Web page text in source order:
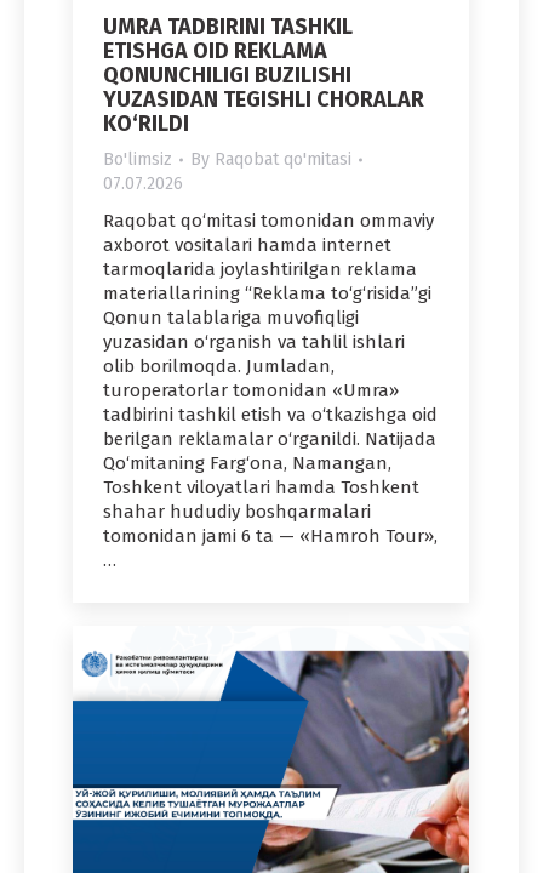
UMRA TADBIRINI TASHKIL
ETISHGA OID REKLAMA
QONUNCHILIGI BUZILISHI
YUZASIDAN TEGISHLI CHORALAR
KO‘RILDI
Bo'limsiz By Raqobat qo'mitasi
07.07.2026
Raqobat qo‘mitasi tomonidan ommaviy
axborot vositalari hamda internet
tarmoqlarida joylashtirilgan reklama
materiallarining “Reklama to‘g‘risida”gi
Qonun talablariga muvofiqligi
yuzasidan o‘rganish va tahlil ishlari
olib borilmoqda. Jumladan,
turoperatorlar tomonidan «Umra»
tadbirini tashkil etish va o‘tkazishga oid
berilgan reklamalar o‘rganildi. Natijada
Qo‘mitaning Farg‘ona, Namangan,
Toshkent viloyatlari hamda Toshkent
shahar hududiy boshqarmalari
tomonidan jami 6 ta — «Hamroh Tour»,
…